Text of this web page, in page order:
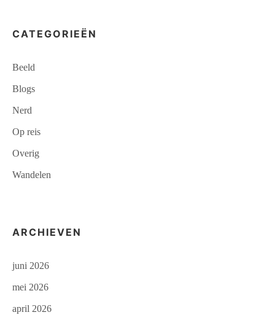
CATEGORIEËN
Beeld
Blogs
Nerd
Op reis
Overig
Wandelen
ARCHIEVEN
juni 2026
mei 2026
april 2026